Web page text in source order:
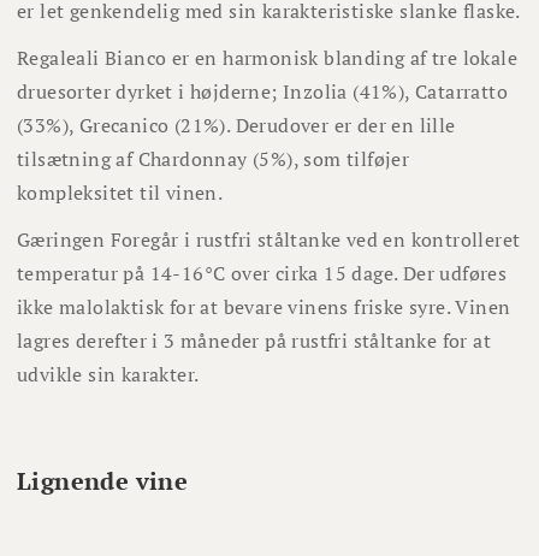
er let genkendelig med sin karakteristiske slanke flaske.
Regaleali Bianco er en harmonisk blanding af tre lokale
druesorter dyrket i højderne; Inzolia (41%), Catarratto
(33%), Grecanico (21%). Derudover er der en lille
tilsætning af Chardonnay (5%), som tilføjer
kompleksitet til vinen.
Gæringen Foregår i rustfri ståltanke ved en kontrolleret
temperatur på 14-16°C over cirka 15 dage. Der udføres
ikke malolaktisk for at bevare vinens friske syre. Vinen
lagres derefter i 3 måneder på rustfri ståltanke for at
udvikle sin karakter.
Lignende vine